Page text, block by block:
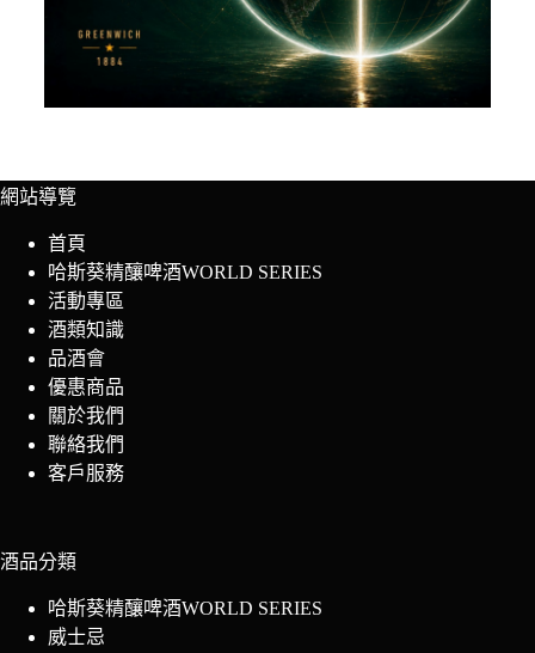
網站導覽
首頁
哈斯葵精釀啤酒WORLD SERIES
活動專區
酒類知識
品酒會
優惠商品
關於我們
聯絡我們
客戶服務
酒品分類
哈斯葵精釀啤酒WORLD SERIES
威士忌